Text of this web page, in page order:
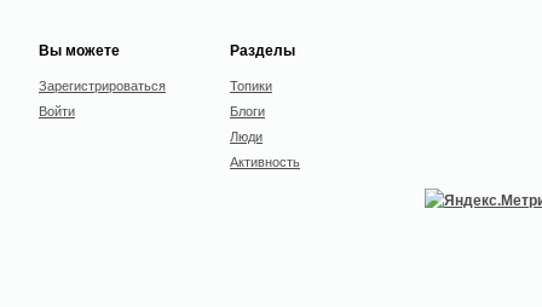
Вы можете
Зарегистрироваться
Войти
Разделы
Топики
Блоги
Люди
Активность